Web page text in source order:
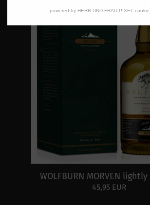
WOLFBURN MORVEN
45,95 EUR
powered by HERR UND FRAU PIXEL